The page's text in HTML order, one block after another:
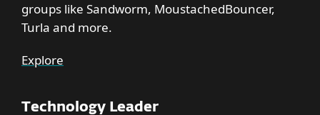
groups like Sandworm, MoustachedBouncer,
Turla and more.
Explore
Technology Leader